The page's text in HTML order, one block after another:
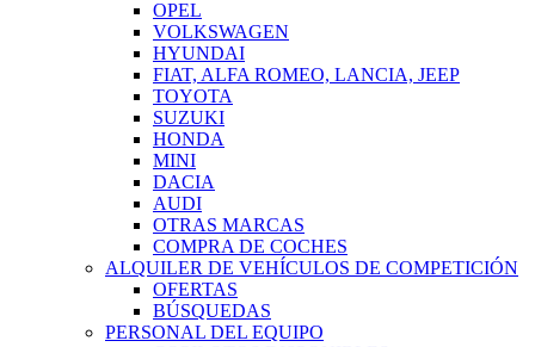
OPEL
VOLKSWAGEN
HYUNDAI
FIAT, ALFA ROMEO, LANCIA, JEEP
TOYOTA
SUZUKI
HONDA
MINI
DACIA
AUDI
OTRAS MARCAS
COMPRA DE COCHES
ALQUILER DE VEHÍCULOS DE COMPETICIÓN
OFERTAS
BÚSQUEDAS
PERSONAL DEL EQUIPO